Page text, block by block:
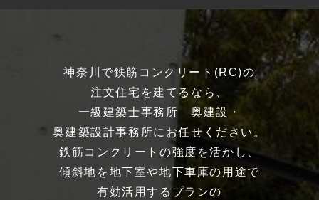
神奈川で鉄筋コンクリート(RC)の
注文住宅を建てるなら、
一級建築士事務所 奥建設・
奥建築設計事務所にお任せください。
鉄筋コンクリートの強度を活かし、
傾斜地を地下室や地下車庫の用途で
有効活用するプランの